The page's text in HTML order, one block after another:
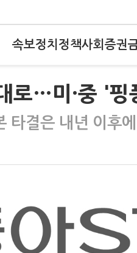
속보정치 정책사회 증권
로…미·중 '핑
타결은 내년 이후